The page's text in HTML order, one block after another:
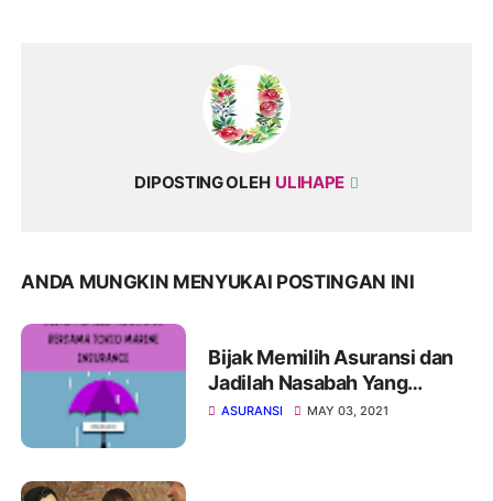
DIPOSTING OLEH ULIHAPE
ANDA MUNGKIN MENYUKAI POSTINGAN INI
Bijak Memilih Asuransi dan
Jadilah Nasabah Yang
Smart!
ASURANSI MAY 03, 2021